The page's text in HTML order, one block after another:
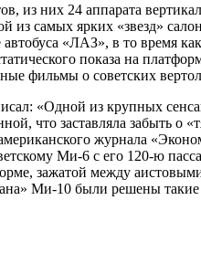
из них 24 аппарата
самых ярких «звезд»
«ЛАЗ», в то время
показа на
фильмы о советских
«Одной из крупных
что заставляла забыть о
журнала
Ми-6 с его 120-ю
зажатой между
Ми-10 были решены